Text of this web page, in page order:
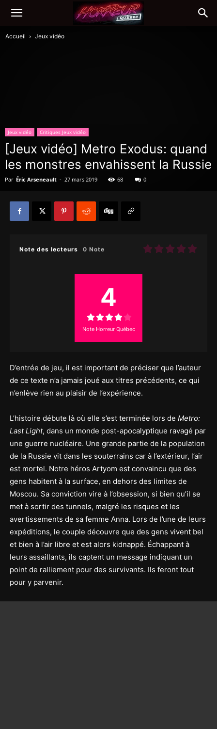
Accueil Jeux vidéo
Jeux vidéo Critiques Jeux vidéo
[Jeux vidéo] Metro Exodus: quand
les monstres envahissent la Russie
Par Éric Arseneault - 27 mars 2019 68 0
Note des lecteurs 0 Note
4
Note Horreur Québec
D’entrée de jeu, il est important de préciser que l’auteur
de ce texte n’a jamais joué aux titres précédents, ce qui
n’enlève rien au plaisir de l’expérience.
L’histoire débute là où elle s’est terminée lors de Metro:
Last Light, dans un monde post-apocalyptique ravagé par
une guerre nucléaire. Une grande partie de la population
de la Russie vit dans les souterrains car à l’extérieur, l’air
est mortel. Notre héros Artyom est convaincu que des
gens habitent à la surface, en dehors des limites de
Moscou. Sa conviction vire à l’obsession, si bien qu’il se
met à sortir des tunnels, malgré les risques et les
avertissements de sa femme Anna. Lors de l’une de leurs
expéditions, le couple découvre que des gens vivent bel
et bien à l’air libre et est alors kidnappé. Échappant à
leurs assaillants, ils captent un message indiquant un
point de ralliement pour des survivants. Ils feront tout
pour y parvenir.